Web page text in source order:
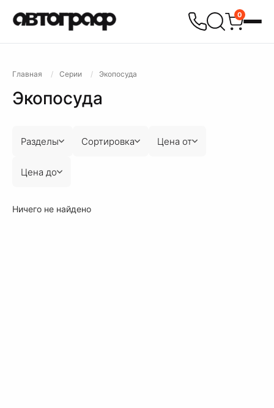
0
Главная Серии Экопосуда
Экопосуда
Разделы Сортировка Цена от
Цена до
Ничего не найдено